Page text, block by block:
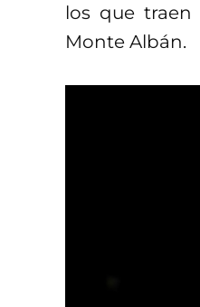
los que
Monte Albán.